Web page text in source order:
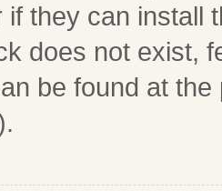
if they can install
does not exist,
be found at